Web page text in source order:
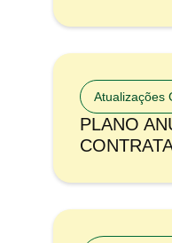
Atualizações
PLANO